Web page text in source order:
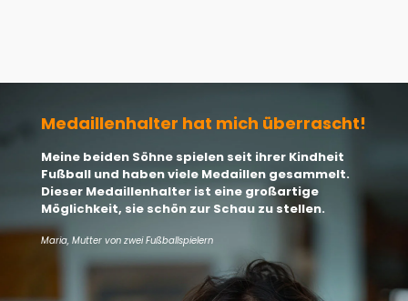
Medaillenhalter hat mich überrascht!
Meine beiden Söhne spielen seit ihrer Kindheit
Fußball und haben viele Medaillen gesammelt.
Dieser Medaillenhalter ist eine großartige
Möglichkeit, sie schön zur Schau zu stellen.
Maria, Mutter von zwei Fußballspielern